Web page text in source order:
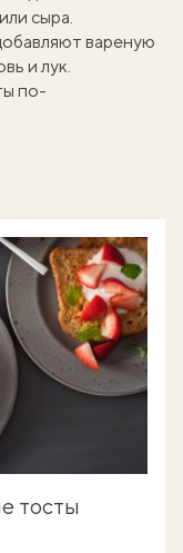
сыра.
вареную
и лук.
по-
тосты